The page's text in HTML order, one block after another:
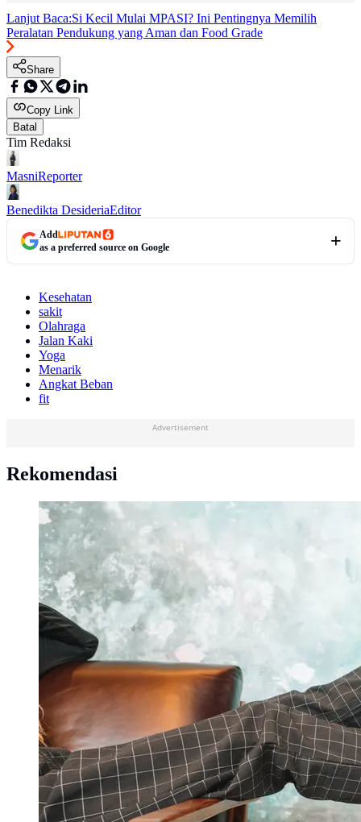
Lanjut Baca:Si Kecil Mulai MPASI? Ini Pentingnya Memilih
Peralatan Pendukung yang Aman dan Food Grade
Share
Copy Link
Batal
Tim Redaksi
MasniReporter
Benedikta DesideriaEditor
Add
as a preferred source on Google
Kesehatan
sakit
Olahraga
Jalan Kaki
Yoga
Menarik
Angkat Beban
fit
Advertisement
Rekomendasi